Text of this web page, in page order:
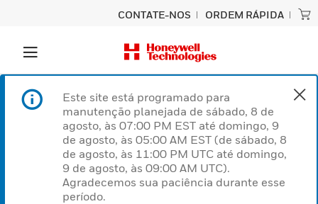
CONTATE-NOS ORDEM RÁPIDA
Este site está programado para
manutenção planejada de sábado, 8 de
agosto, às 07:00 PM EST até domingo, 9
de agosto, às 05:00 AM EST (de sábado, 8
de agosto, às 11:00 PM UTC até domingo,
9 de agosto, às 09:00 AM UTC).
Agradecemos sua paciência durante esse
período.